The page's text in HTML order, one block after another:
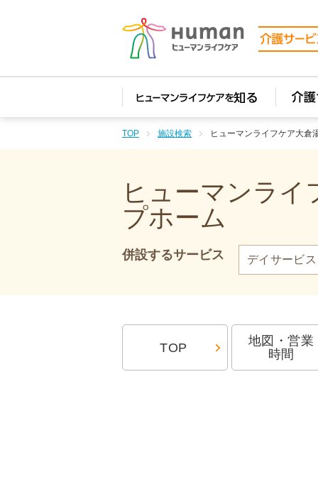
TOP 施設検索 ヒューマンライフケア大倉
ヒューマンライ
プホーム
併設するサービス デイサービス
TOP
地図・営業
時間